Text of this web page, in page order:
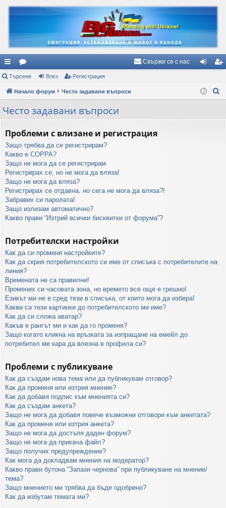
ъ
рз
и
ъз
ки
ор
ум
Свържи се с нас
з ис
Търсене Влез Регистрация
Начало форум Често задавани въпроси
Често задавани въпроси
Проблеми с влизане и регистрация
Защо трябва да се регистрирам?
Какво е COPPA?
Защо не мога да се регистрирам
Регистрирах се, но не мога да вляза!
Защо не мога да вляза?
Регистрирах се отдавна, но сега не мога да вляза?!
Забравих си паролата!
Защо излизам автоматично?
Какво прави “Изтрий всички бисквитки от форума”?
Потребителски настройки
Как да си променя настройките?
Как да скрия потребителското си име от списъка с потребителите на
линия?
Времената не са правилни!
Промених си часовата зона, но времето все още е грешно!
Езикът ми не е сред тези в списъка, от които мога да избера!
Какви са тези картинки до потребителското ми име?
Как да си сложа аватар?
Какъв е рангът ми и как да го променя?
Защо когато кликна на връзката за изпращане на емейл до
потребител ме кара да влезна в профила си?
Проблеми с публикуване
Как да създам нова тема или да публикувам отговор?
Как да променя или изтрия мнение?
Как да добавя подпис към мненията си?
Как да създам анкета?
Защо не мога да добавя повече възможни отговори към анкетата?
Как да променя или изтрия анкета?
Защо не мога да достъпя даден форум?
Защо не мога да прикача файл?
Защо получих предупреждение?
Как мога да докладвам мнения на модератор?
Какво прави бутона “Запази чернова” при публикуване на мнение/
тема?
Защо мнението ми трябва да бъде одобрено?
Как да избутам темата ми?